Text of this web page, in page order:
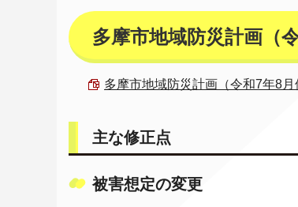
多摩市地域防災計画（
多摩市地域防災計画（令和7年8月
主な修正点
被害想定の変更